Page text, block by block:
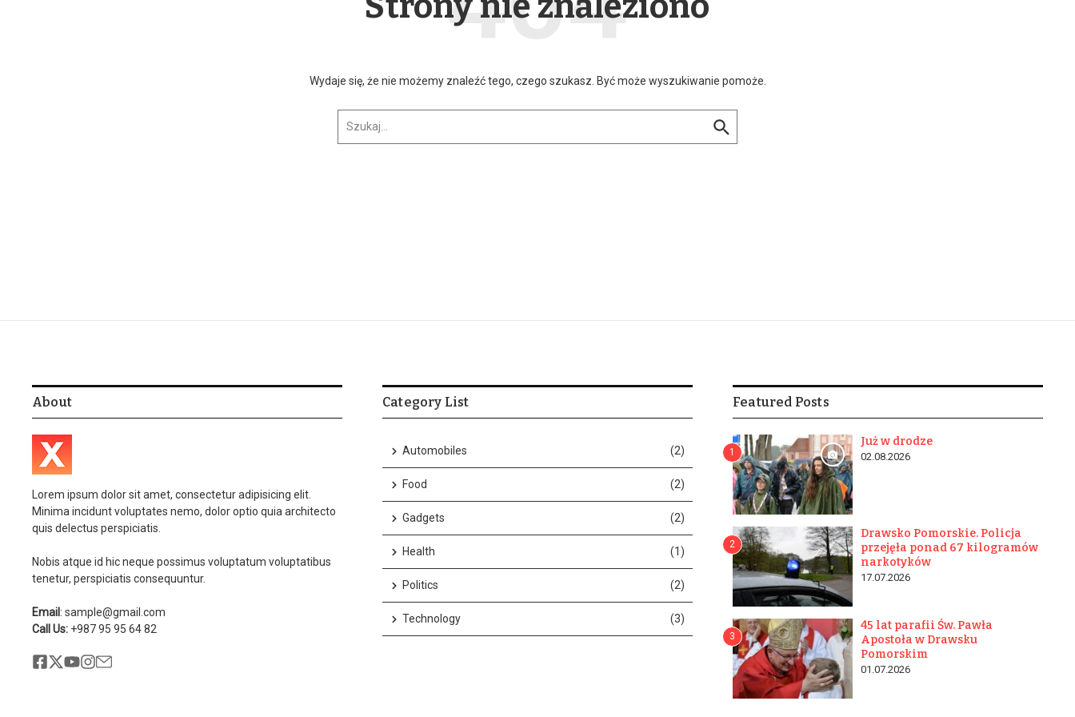
Wydaje się, że nie możemy znaleźć tego, czego szukasz. Być może wyszukiwanie pomoże.
About
Lorem ipsum dolor sit amet, consectetur adipisicing elit.
Minima incidunt voluptates nemo, dolor optio quia architecto
quis delectus perspiciatis.
Nobis atque id hic neque possimus voluptatum voluptatibus
tenetur, perspiciatis consequuntur.
Email : sample@gmail.com
Call Us: +987 95 95 64 82
Category List
Automobiles (2)
Food (2)
Gadgets (2)
Health (1)
Politics (2)
Technology (3)
Featured Posts
1
Już w drodze
02.08.2026
2
Drawsko Pomorskie. Policja
przejęła ponad 67 kilogramów
narkotyków
17.07.2026
3
45 lat parafii Św. Pawła
Apostoła w Drawsku
Pomorskim
01.07.2026